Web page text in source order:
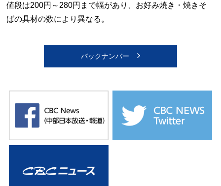
値段は200円～280円まで幅があり、お好み焼き・焼きそ
ばの具材の数により異なる。
バックナンバー